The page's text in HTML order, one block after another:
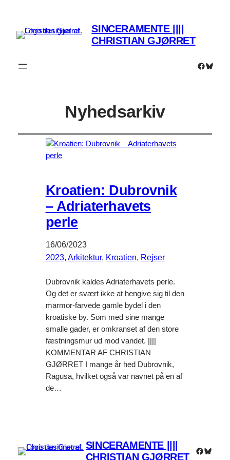
SINCERAMENTE ||||
CHRISTIAN GJØRRET
Nyhedsarkiv
Kroatien: Dubrovnik
– Adriaterhavets
perle
16/06/2023
2023, Arkitektur, Kroatien, Rejser
Dubrovnik kaldes Adriaterhavets perle.
Og det er svært ikke at hengive sig til den
marmor-farvede gamle bydel i den
kroatiske by. Som med sine mange
smalle gader, er omkranset af den store
fæstningsmur ud mod vandet. ||||
KOMMENTAR AF CHRISTIAN
GJØRRET I mange år hed Dubrovnik,
Ragusa, hvilket også var navnet på en af
de…
SINCERAMENTE ||||
CHRISTIAN GJØRRET